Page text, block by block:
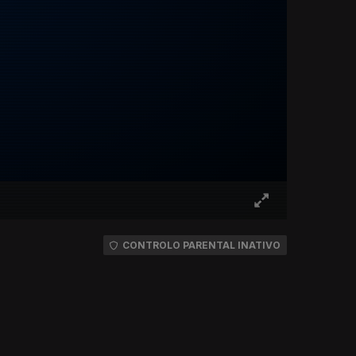
CONTROLO PARENTAL INATIVO